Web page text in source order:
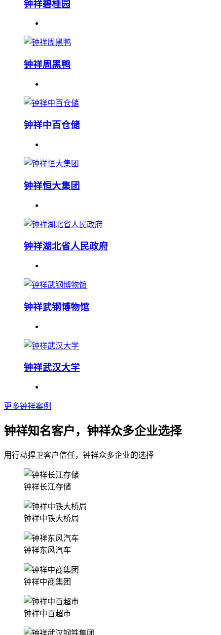
钟祥碧桂园
钟祥周黑鸭
钟祥中百仓储
钟祥恒大集团
钟祥湖北省人民政府
钟祥武钢博物馆
钟祥武汉大学
更多钟祥案例
钟祥知名客户，钟祥众多企业选择
用行动捍卫客户信任，钟祥众多企业的选择
钟祥长江存储
钟祥中铁大桥局
钟祥东风汽车
钟祥中商集团
钟祥中百超市